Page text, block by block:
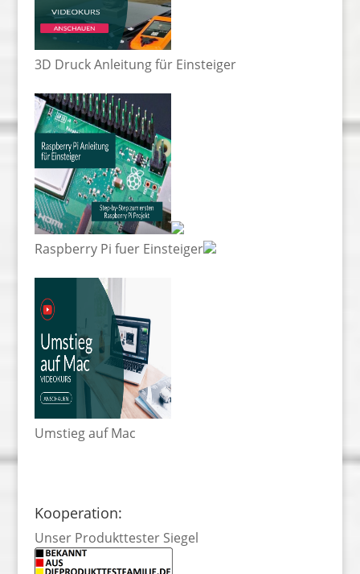
3D Druck Anleitung für Einsteiger
Raspberry Pi fuer Einsteiger
Umstieg auf Mac
Kooperation:
Unser Produkttester Siegel